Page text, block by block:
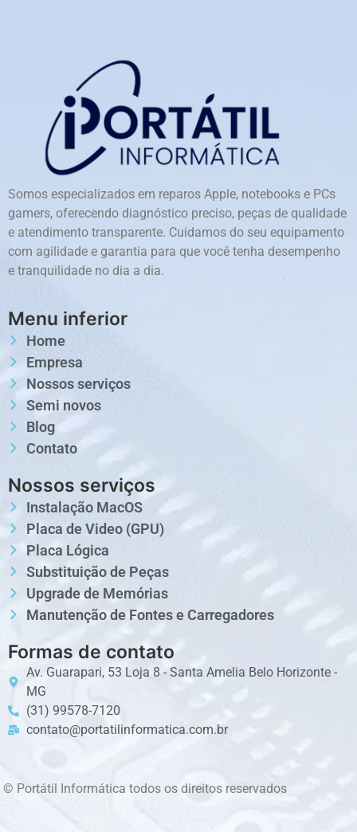
Somos especializados em reparos Apple, notebooks e PCs
gamers, oferecendo diagnóstico preciso, peças de qualidade
e atendimento transparente. Cuidamos do seu equipamento
com agilidade e garantia para que você tenha desempenho
e tranquilidade no dia a dia.
Menu inferior
Home
Empresa
Nossos serviços
Semi novos
Blog
Contato
Nossos serviços
Instalação MacOS
Placa de Video (GPU)
Placa Lógica
Substituição de Peças
Upgrade de Memórias
Manutenção de Fontes e Carregadores
Formas de contato
Av. Guarapari, 53 Loja 8 - Santa Amelia Belo Horizonte -
MG
(31) 99578-7120
contato@portatilinformatica.com.br
© Portátil Informática todos os direitos reservados